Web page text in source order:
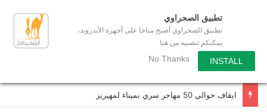
تطبيق الصحراوي
تطبيق الصحراوي أصبح متاحا على أجهزة الأندرويد،
يمكنكم تنصيبه من هنا
No Thanks INSTALL
ايقاف حوالي 50 مهاجر سري بميناء لمهيريز